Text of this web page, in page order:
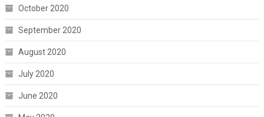
October 2020
September 2020
August 2020
July 2020
June 2020